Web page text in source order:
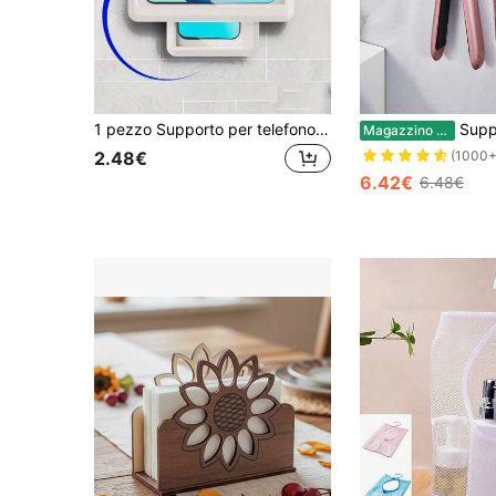
1 pezzo Supporto per telefono rotante a 360° impermeabile, compatibile con touchscreen, adatto per installazione a parete in bagno e cucina, può essere utilizzato per guardare film, ascoltare musica, navigare sui social media e altri usi del telefono, mani libere, decorazione autunnale, decorazione camera da letto, decorazione natalizia, accessori per il soggiorno, forniture per feste, decorazione Ognissanti, decorazione laurea, forniture per la casa, decorazione casa Ognissanti, decorazione bagno, accessori camera da letto, regalo di compleanno per donne, accessori bagno, essenziali da viaggio, forniture per la casa, essenziali per la casa, essenziali per la scuola
2.48€
Magazzino EU Supporto per asciugacapelli, Supporto da parete senza foratura per asciugacapelli in
6.42€ 6.48€